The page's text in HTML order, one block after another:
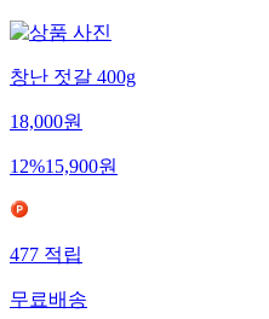
창난 젓갈 400g
18,000원
12%15,900원
477 적립
무료배송